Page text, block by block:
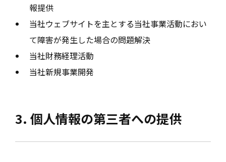
報提供
当社ウェブサイトを主とする当社事業活動におい
て障害が発生した場合の問題解決
当社財務経理活動
当社新規事業開発
3. 個人情報の第三者への提供